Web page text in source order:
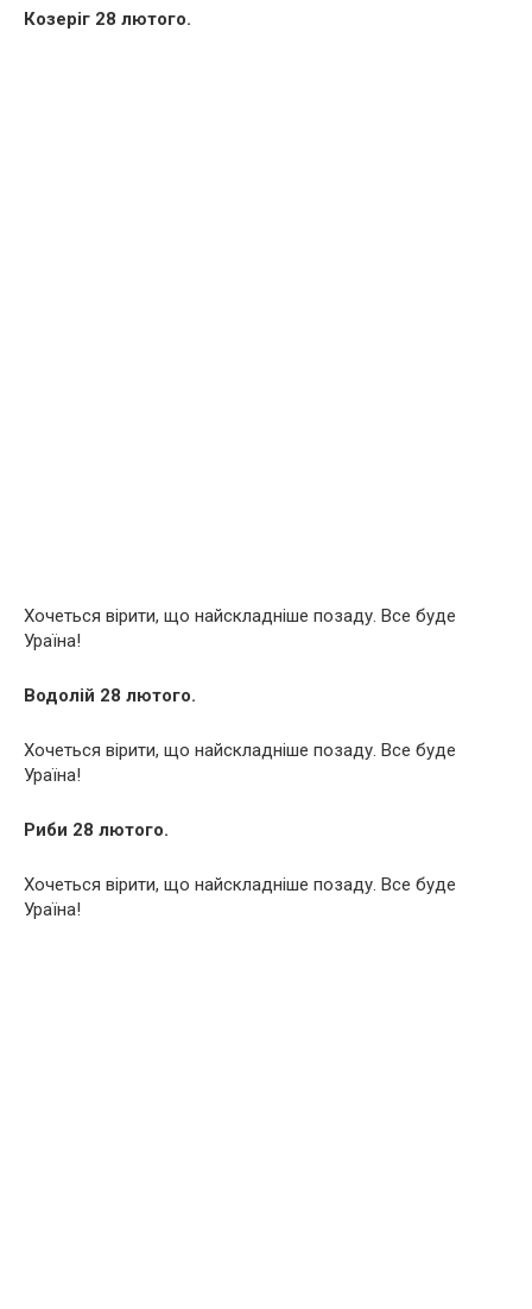
Козеріг 28 лютого.
Хочеться вірити, що найскладніше позаду. Все буде
Ураїна!
Водолій 28 лютого.
Хочеться вірити, що найскладніше позаду. Все буде
Ураїна!
Риби 28 лютого.
Хочеться вірити, що найскладніше позаду. Все буде
Ураїна!